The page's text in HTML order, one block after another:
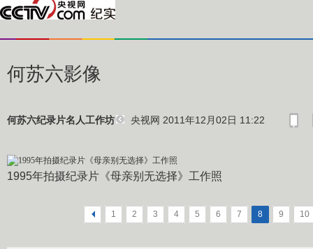
何苏六影像
何苏六纪录片名人工作坊 央视网 2011年12月02日 11:22
1995年拍摄纪录片《母亲别无选择》工作照
< 1 2 3 4 5 6 7 8 9 10